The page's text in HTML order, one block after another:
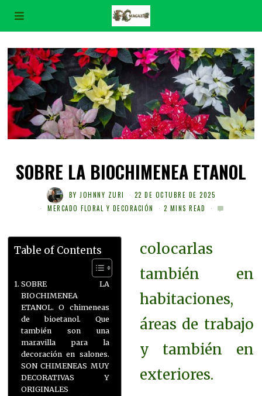
SOBRE LA BIOCHIMENEA ETANOL
BYJOHNNY ZURI
22 DE OCTUBRE DE 2025
MERCADO FLORAL Y DECORACIÓN
2 MINS READ
Table of Contents
SOBRE LA
BIOCHIMENEA
ETANOL. O chimeneas
de bioetanol. Que
también son una
maravilla para la
decoración en salones.
SON CHIMENEAS MUY
DECORATIVAS Y
ORIGINALES
colocarlas
también en
habitaciones,
áreas de trabajo
y también en
exteriores.